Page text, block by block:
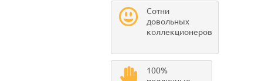
Сотни
довольных
коллекционеров
100%